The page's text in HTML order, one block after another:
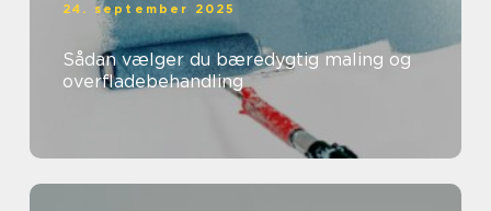
24. september 2025
Sådan vælger du bæredygtig maling og
overfladebehandling